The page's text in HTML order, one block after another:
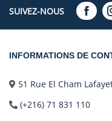
SUIVEZ-NOUS
INFORMATIONS DE
51 Rue El Cham
(+216) 71 831 110